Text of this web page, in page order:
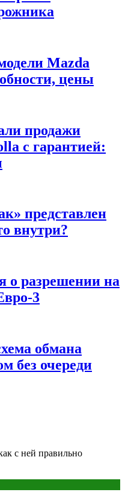
Mazda
цены
продажи
с гарантией:
представлен
внутри?
о разрешении на
3
обмана
без очереди
с ней правильно